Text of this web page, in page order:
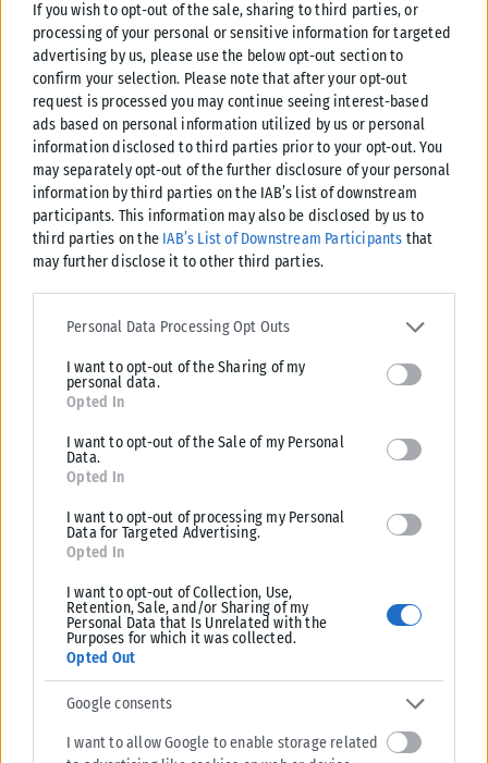
If you wish to opt-out of the sale, sharing to third parties, or
processing of your personal or sensitive information for targeted
advertising by us, please use the below opt-out section to
confirm your selection. Please note that after your opt-out
request is processed you may continue seeing interest-based
ads based on personal information utilized by us or personal
information disclosed to third parties prior to your opt-out. You
may separately opt-out of the further disclosure of your personal
information by third parties on the IAB’s list of downstream
participants. This information may also be disclosed by us to
third parties on the IAB’s List of Downstream Participants that
may further disclose it to other third parties.
Please note that this website/app uses one or more Google
services and may gather and store information including but not
deny consent to Google and its third-party tags to use your data
for below specified purposes in below Google consent section.
Personal Data Processing Opt Outs
I want to opt-out of the Sharing of my
personal data.
Opted In
I want to opt-out of the Sale of my Personal
Data.
Opted In
I want to opt-out of processing my Personal
Data for Targeted Advertising.
Opted In
I want to opt-out of Collection, Use,
Retention, Sale, and/or Sharing of my
Personal Data that Is Unrelated with the
Purposes for which it was collected.
Opted Out
Google consents
I want to allow Google to enable storage related
σούπερ μάρκετ
Η εθνική πρωτοβουλία για τη μείωση των τιμών στα βασικά αγαθά
διευρύνεται, ενώ κυβέρνηση και αγορά εκφράζουν τη βεβαιότητα ότι...
ΑΝΑΡΤΉΘΗΚΕ ΑΠΌ ΕΛΕΆΝΑ ΖΑΜΠΆΡΑ 08/08/2026
ΕΛΛΆΔΑ
Ειδικό Χωροταξικό για τον Τουρισμό: Οι νέοι κανόνες για
επενδύσεις, νησιά και προορισμούς υπό πίεση
Το πολιτικό μήνυμα ότι η περαιτέρω ανάπτυξη του ελληνικού
τουρισμού δεν μπορεί πλέον να προχωρά αποσπασματικά, αλλά
απαιτεί σαφείς χωρικούς...
ΑΝΑΡΤΉΘΗΚΕ ΑΠΌ ΕΛΕΆΝΑ ΖΑΜΠΆΡΑ 08/08/2026